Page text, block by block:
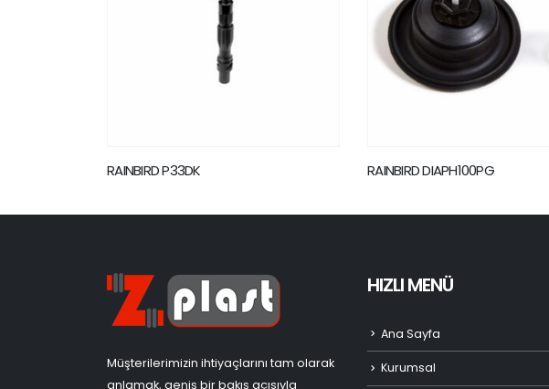
RAINBIRD DIAPH100PG RAINBIRD DIAPH200PG
Müşterilerimizin ihtiyaçlarını tam olarak
anlamak, geniş bir bakış açısıyla
HIZLI MENÜ
Ana Sayfa
Kurumsal